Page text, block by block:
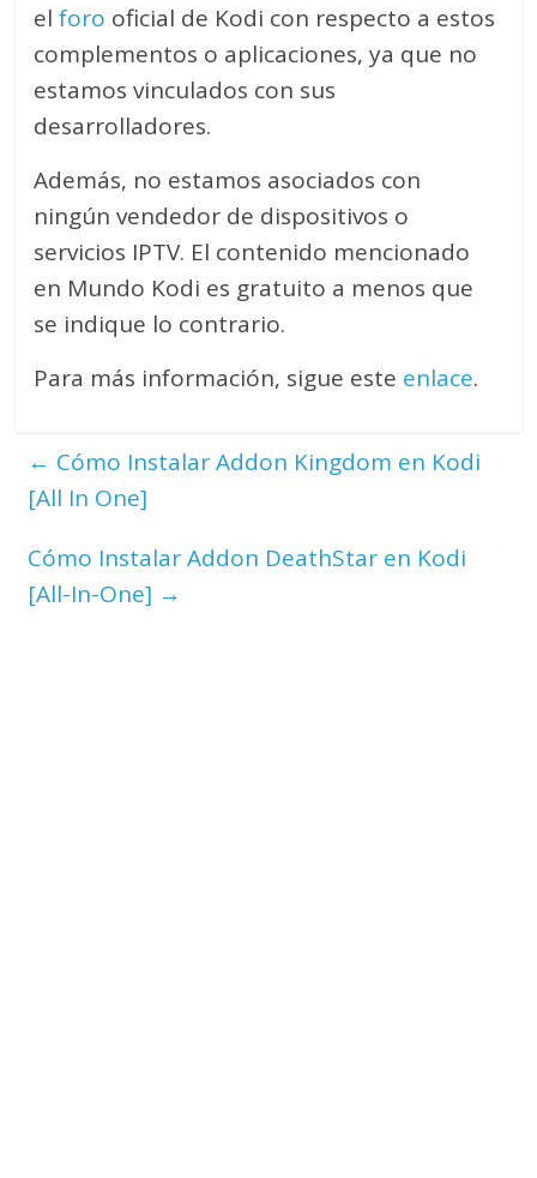
elforo oficial de Kodi con respecto a estos
complementos o aplicaciones, ya que no
estamos vinculados con sus
desarrolladores.
Además, no estamos asociados con
ningún vendedor de dispositivos o
servicios IPTV. El contenido mencionado
en Mundo Kodi es gratuito a menos que
se indique lo contrario.
Para más información, sigue este enlace.
← Cómo Instalar Addon Kingdom en Kodi
[All In One]
Cómo Instalar Addon DeathStar en Kodi
[All-In-One] →